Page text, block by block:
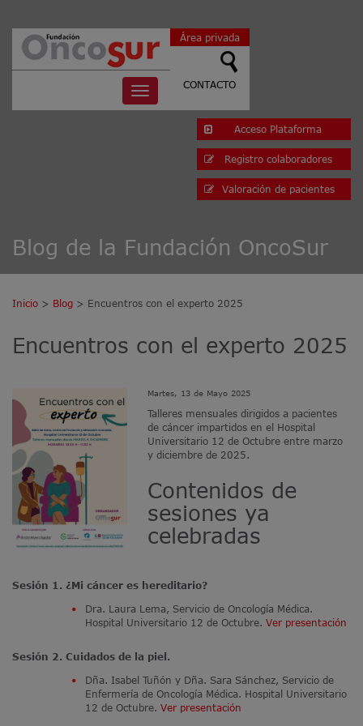
Toggle
navigation
Área privada
CONTACTO
Acceso Plataforma
Registro colaboradores
Valoración de pacientes
Blog de la Fundación OncoSur
Inicio > Blog > Encuentros con el experto 2025
Encuentros con el experto 2025
Martes, 13 de Mayo 2025
Talleres mensuales dirigidos a pacientes
de cáncer impartidos en el Hospital
Universitario 12 de Octubre entre marzo
y diciembre de 2025.
Contenidos de
sesiones ya
celebradas
Sesión 1. ¿Mi cáncer es hereditario?
Dra. Laura Lema, Servicio de Oncología Médica.
Hospital Universitario 12 de Octubre. Ver presentación
Sesión 2. Cuidados de la piel.
Dña. Isabel Tuñón y Dña. Sara Sánchez, Servicio de
Enfermería de Oncología Médica. Hospital Universitario
12 de Octubre. Ver presentación